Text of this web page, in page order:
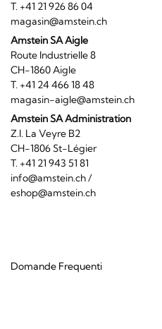
T. +41 21 926 86 04
magasin@amstein.ch
Amstein SA Aigle
Route Industrielle 8
CH-1860 Aigle
T. +41 24 466 18 48
magasin-aigle@amstein.ch
Amstein SA Administration
Z.I. La Veyre B2
CH-1806 St-Légier
T. +41 21 943 51 81
info@amstein.ch/
eshop@amstein.ch
Domande Frequenti